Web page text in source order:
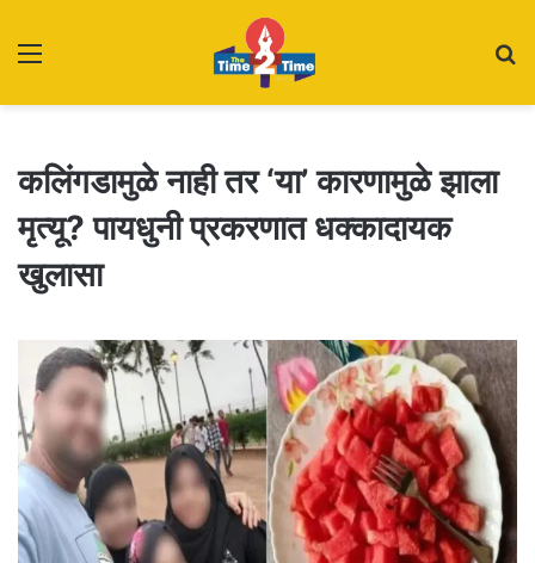
कलिंगडामुळे नाही तर ‘या’ कारणामुळे झाला
मृत्यू? पायधुनी प्रकरणात धक्कादायक
खुलासा